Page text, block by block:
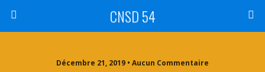
CNSD 54
Décembre 21, 2019 • Aucun Commentaire